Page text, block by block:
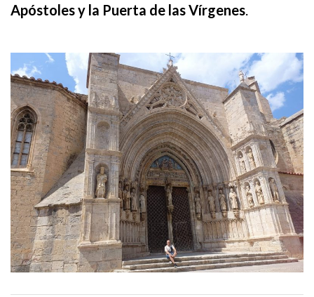
Apóstoles y la Puerta de las Vírgenes.